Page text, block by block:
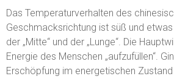
Das Temperaturverhalten des
Geschmacksrichtung ist süß und
der „Mitte“ und der „Lunge“. Die
Energie des Menschen „aufzufüllen“.
Erschöpfung im energetischen